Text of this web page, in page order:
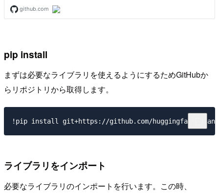
pip install
まずは必要なライブラリを使えるようにするためGitHubか
らリポジトリから取得します。
ライブラリをインポート
必要なライブラリのインポートを行います。この時、